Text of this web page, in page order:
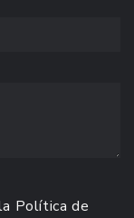
Política de